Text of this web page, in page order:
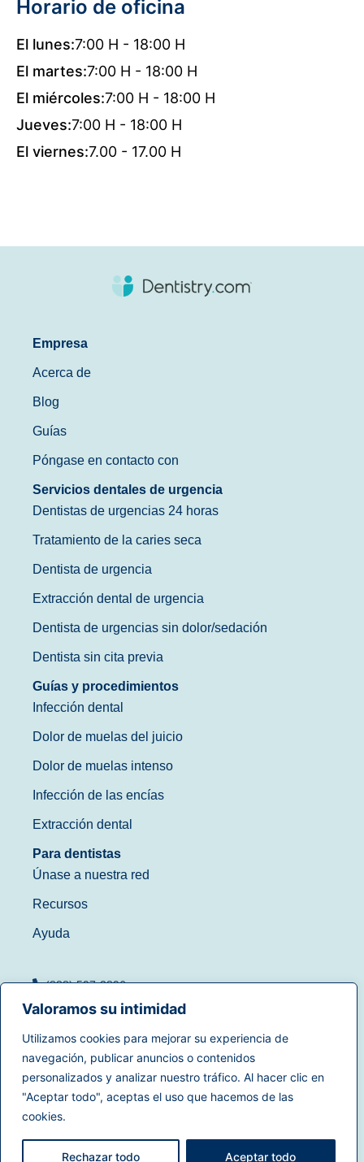
Valoramos su intimidad
Utilizamos cookies para mejorar su experiencia de
navegación, publicar anuncios o contenidos
personalizados y analizar nuestro tráfico. Al hacer clic en
"Aceptar todo", aceptas el uso que hacemos de las
cookies.
Rechazar todo Aceptar todo
Horario de oficina
El lunes:7:00 H - 18:00 H
El martes:7:00 H - 18:00 H
El miércoles:7:00 H - 18:00 H
Jueves:7:00 H - 18:00 H
El viernes:7.00 - 17.00 H
Empresa
Acerca de
Blog
Guías
Póngase en contacto con
Servicios dentales de urgencia
Dentistas de urgencias 24 horas
Tratamiento de la caries seca
Dentista de urgencia
Extracción dental de urgencia
Dentista de urgencias sin dolor/sedación
Dentista sin cita previa
Guías y procedimientos
Infección dental
Dolor de muelas del juicio
Dolor de muelas intenso
Infección de las encías
Extracción dental
Para dentistas
Únase a nuestra red
Recursos
Ayuda
(888) 597-3896
Condiciones de uso
Política de privacidad
Derechos de privacidad en
California
|Mapa del sitio
© 2025Dentistry.comTodos
los derechos reservados.